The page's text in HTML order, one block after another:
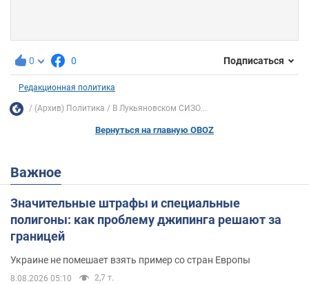
0 0 Подписаться
Редакционная политика
(Архив) Политика В Лукьяновском СИЗО...
Вернуться на главную OBOZ
Важное
Значительные штрафы и специальные
полигоны: как проблему джипинга решают за
границей
Украине не помешает взять пример со стран Европы
8.08.2026 05:10 2,7 т.